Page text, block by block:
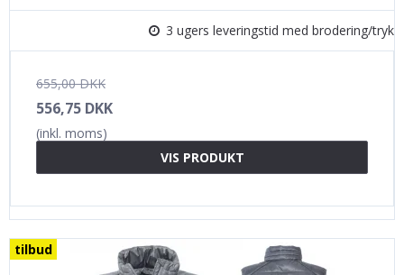
3 ugers leveringstid med brodering/tryk
655,00 DKK
556,75 DKK
(inkl. moms)
VIS PRODUKT
tilbud